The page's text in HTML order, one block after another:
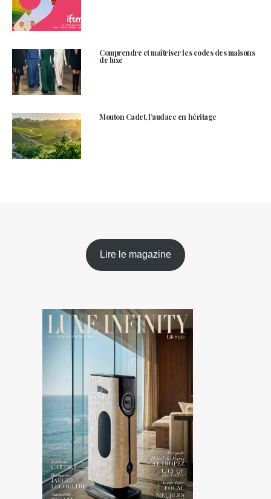
Comprendre et maîtriser les codes des maisons
de luxe
Mouton Cadet, l’audace en héritage
Lire le magazine